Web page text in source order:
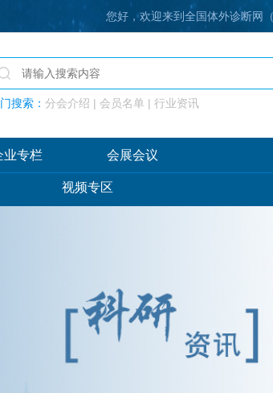
您好，欢迎来到全国体外诊断网
搜索： 分会介绍 | 会员名单 | 行业资讯
业专栏 会展会议
视频专区